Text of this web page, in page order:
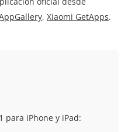
, Xiaomi GetApps.
para iPhone y iPad: